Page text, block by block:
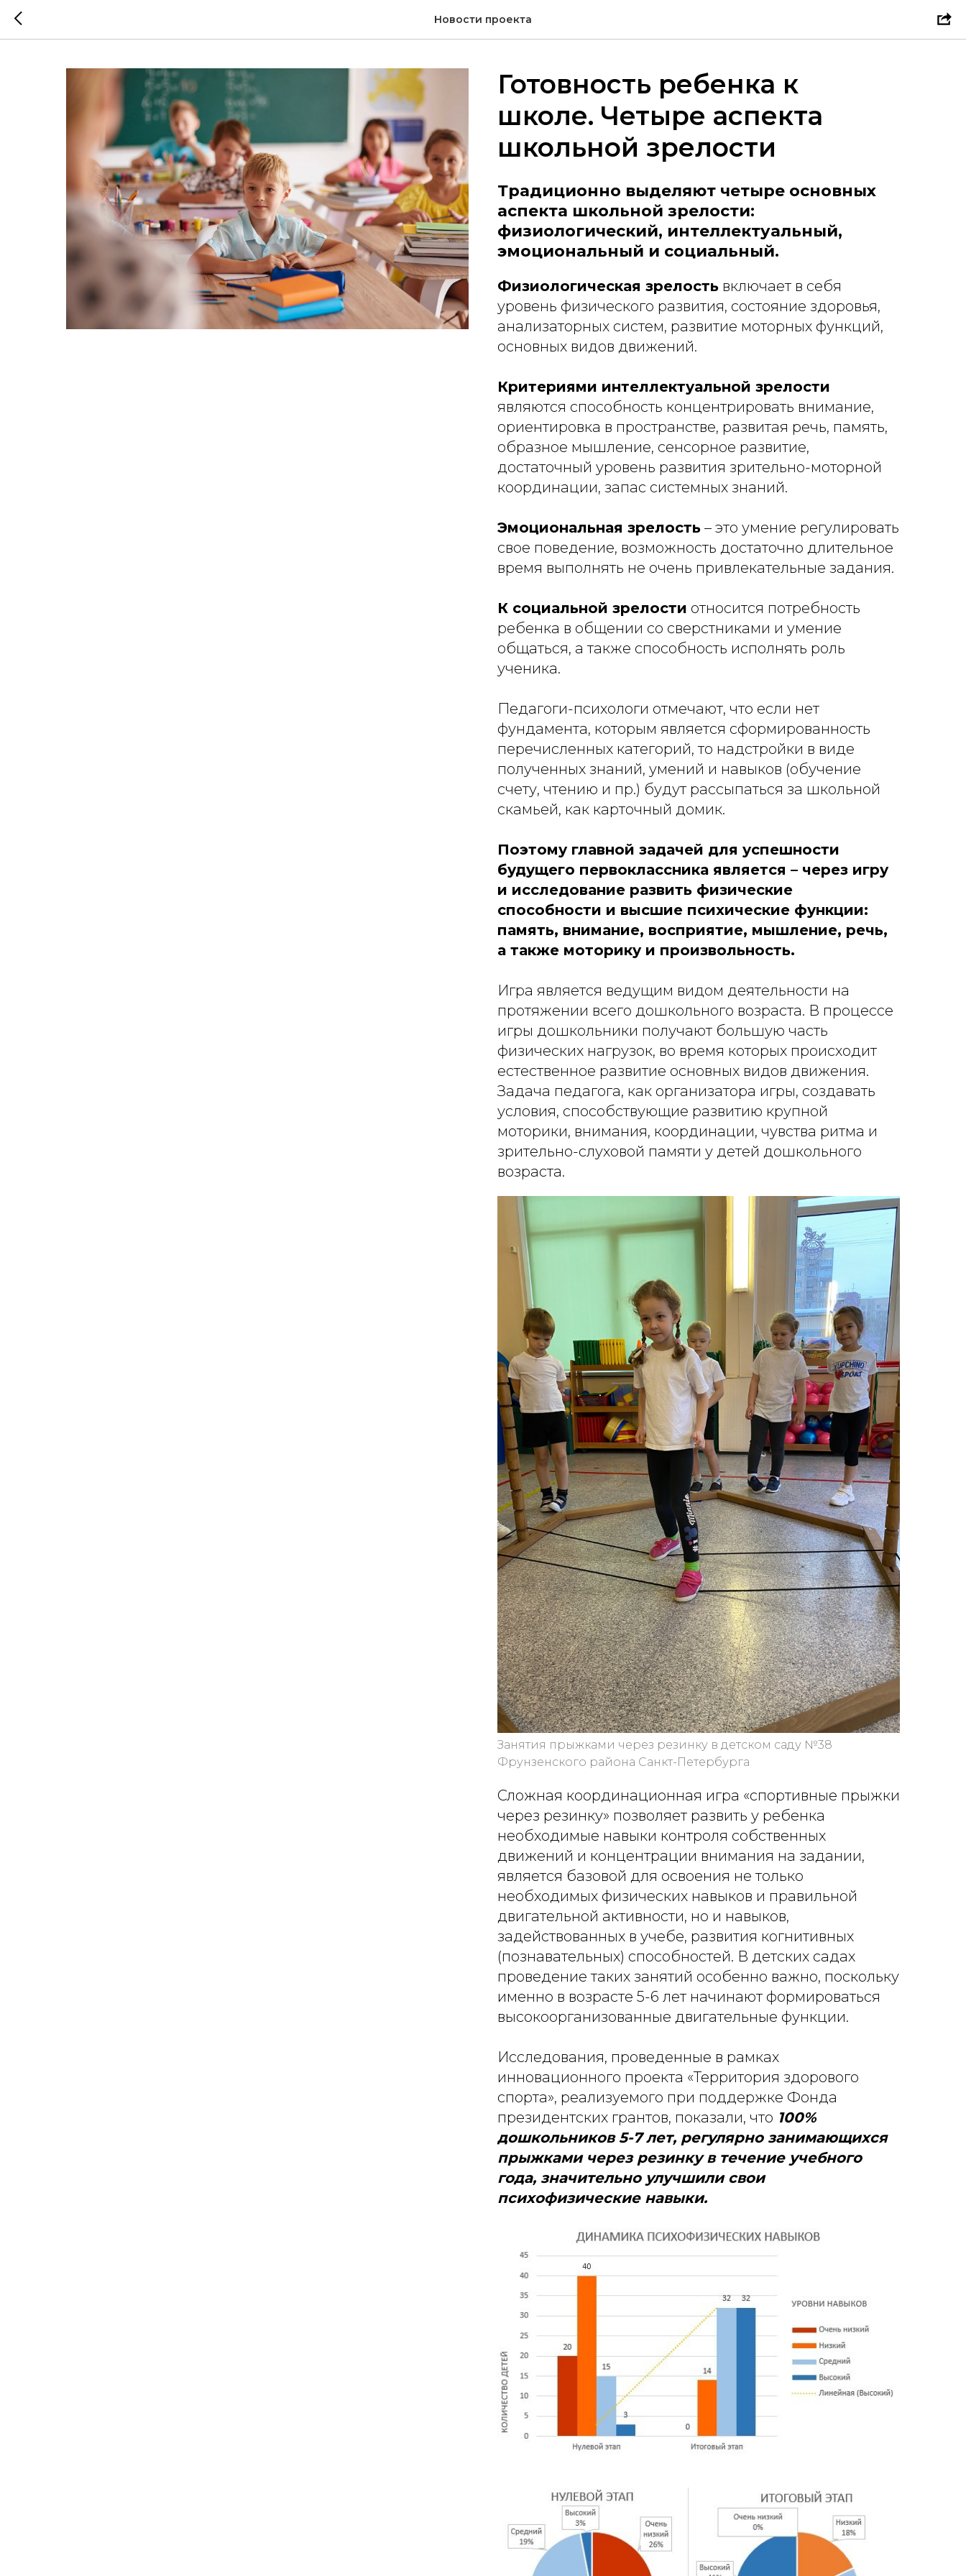
Новости проекта
Готовность ребенка к
школе. Четыре аспекта
школьной зрелости
Традиционно выделяют четыре основных
аспекта школьной зрелости:
физиологический, интеллектуальный,
эмоциональный и социальный.
Физиологическая зрелость включает в себя
уровень физического развития, состояние здоровья,
анализаторных систем, развитие моторных функций,
основных видов движений.
Критериями интеллектуальной зрелости
являются способность концентрировать внимание,
ориентировка в пространстве, развитая речь, память,
образное мышление, сенсорное развитие,
достаточный уровень развития зрительно-моторной
координации, запас системных знаний.
Эмоциональная зрелость – это умение регулировать
свое поведение, возможность достаточно длительное
время выполнять не очень привлекательные задания.
К социальной зрелости относится потребность
ребенка в общении со сверстниками и умение
общаться, а также способность исполнять роль
ученика.
Педагоги-психологи отмечают, что если нет
фундамента, которым является сформированность
перечисленных категорий, то надстройки в виде
полученных знаний, умений и навыков (обучение
счету, чтению и пр.) будут рассыпаться за школьной
скамьей, как карточный домик.
Поэтому главной задачей для успешности
будущего первоклассника является – через игру
и исследование развить физические
способности и высшие психические функции:
память, внимание, восприятие, мышление, речь,
а также моторику и произвольность.
Игра является ведущим видом деятельности на
протяжении всего дошкольного возраста. В процессе
игры дошкольники получают большую часть
физических нагрузок, во время которых происходит
естественное развитие основных видов движения.
Задача педагога, как организатора игры, создавать
условия, способствующие развитию крупной
моторики, внимания, координации, чувства ритма и
зрительно-слуховой памяти у детей дошкольного
возраста.
Занятия прыжками через резинку в детском саду №38
Фрунзенского района Санкт-Петербурга
Сложная координационная игра «спортивные прыжки
через резинку» позволяет развить у ребенка
необходимые навыки контроля собственных
движений и концентрации внимания на задании,
является базовой для освоения не только
необходимых физических навыков и правильной
двигательной активности, но и навыков,
задействованных в учебе, развития когнитивных
(познавательных) способностей. В детских садах
проведение таких занятий особенно важно, поскольку
именно в возрасте 5-6 лет начинают формироваться
высокоорганизованные двигательные функции.
Исследования, проведенные в рамках
инновационного проекта «Территория здорового
спорта», реализуемого при поддержке Фонда
президентских грантов, показали, что 100%
дошкольников 5-7 лет, регулярно занимающихся
прыжками через резинку в течение учебного
года, значительно улучшили свои
психофизические навыки.